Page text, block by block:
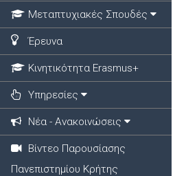
Μεταπτυχιακές Σπουδές
Έρευνα
Κινητικότητα Erasmus+
Υπηρεσίες
Νέα - Ανακοινώσεις
Βίντεο Παρουσίασης
Πανεπιστημίου Κρήτης